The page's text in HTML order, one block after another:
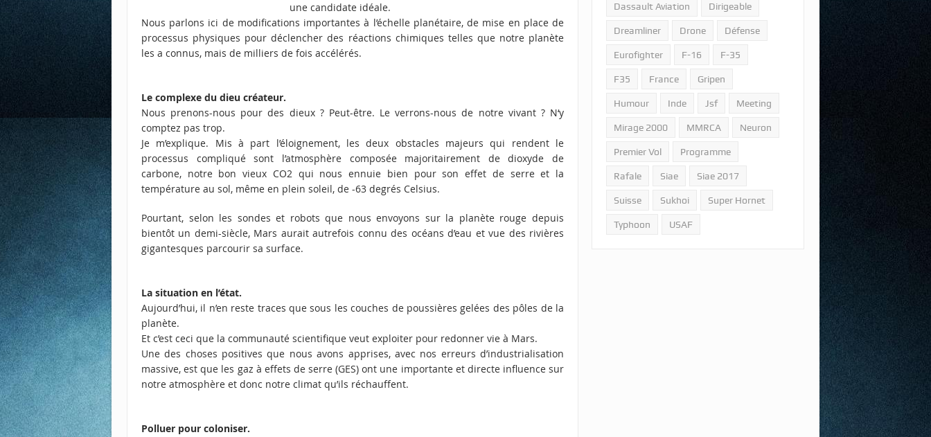
une candidate idéale.
Nous parlons ici de modifications importantes à l’échelle planétaire, de mise en place de
processus physiques pour déclencher des réactions chimiques telles que notre planète
les a connus, mais de milliers de fois accélérés.
Le complexe du dieu créateur.
Nous prenons-nous pour des dieux ? Peut-être. Le verrons-nous de notre vivant ? N‘y
comptez pas trop.
Je m’explique. Mis à part l’éloignement, les deux obstacles majeurs qui rendent le
processus compliqué sont l’atmosphère composée majoritairement de dioxyde de
carbone, notre bon vieux CO2 qui nous ennuie bien pour son effet de serre et la
température au sol, même en plein soleil, de -63 degrés Celsius.
Pourtant, selon les sondes et robots que nous envoyons sur la planète rouge depuis
bientôt un demi-siècle, Mars aurait autrefois connu des océans d’eau et vue des rivières
gigantesques parcourir sa surface.
La situation en l’état.
Aujourd’hui, il n’en reste traces que sous les couches de poussières gelées des pôles de la
planète.
Et c’est ceci que la communauté scientifique veut exploiter pour redonner vie à Mars.
Une des choses positives que nous avons apprises, avec nos erreurs d’industrialisation
massive, est que les gaz à effets de serre (GES) ont une importante et directe influence sur
notre atmosphère et donc notre climat qu’ils réchauffent.
Polluer pour coloniser.
Dassault Aviation Dirigeable
Dreamliner Drone Défense
Eurofighter F-16 F-35
F35 France Gripen
Humour Inde Jsf Meeting
Mirage 2000 MMRCA Neuron
Premier Vol Programme
Rafale Siae Siae 2017
Suisse Sukhoi Super Hornet
Typhoon USAF